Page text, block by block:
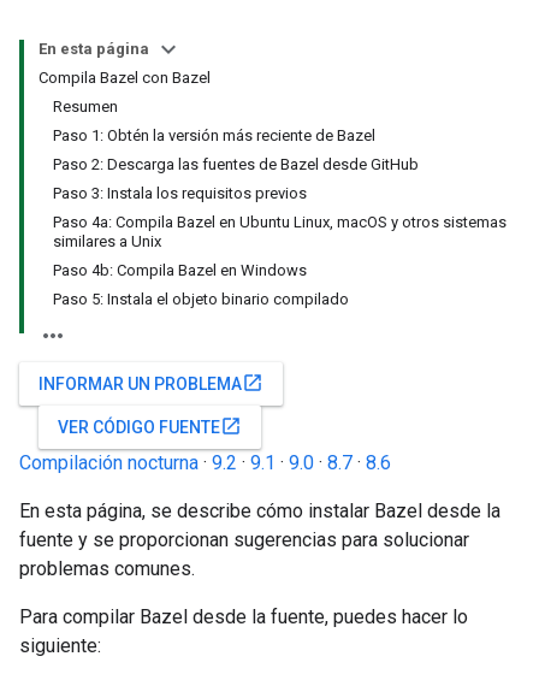
En esta página
Compila Bazel con Bazel
Resumen
Paso 1: Obtén la versión más reciente de Bazel
Paso 2: Descarga las fuentes de Bazel desde GitHub
Paso 3: Instala los requisitos previos
Paso 4a: Compila Bazel en Ubuntu Linux, macOS y otros sistemas
similares a Unix
Paso 4b: Compila Bazel en Windows
Paso 5: Instala el objeto binario compilado
INFORMAR UN PROBLEMAopen_in_new
VER CÓDIGO FUENTEopen_in_new
Compilación nocturna · 9.2 · 9.1 · 9.0 · 8.7 · 8.6
En esta página, se describe cómo instalar Bazel desde la
fuente y se proporcionan sugerencias para solucionar
problemas comunes.
Para compilar Bazel desde la fuente, puedes hacer lo
siguiente: